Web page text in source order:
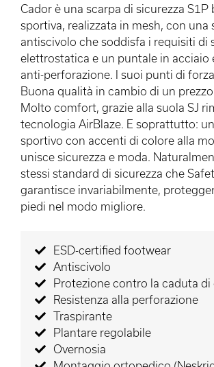
Cador è una scarpa di sicurezza S1P
sportiva, realizzata in mesh, con una
antiscivolo che soddisfa i requisiti di
elettrostatica e un puntale in acciaio
anti-perforazione. I suoi punti di
Buona qualità in cambio di un
Molto comfort, grazie alla suola SJ
tecnologia AirBlaze. E soprattutto:
sportivo con accenti di colore alla
unisce sicurezza e moda.
stessi standard di sicurezza che
garantisce invariabilmente,
piedi nel modo migliore.
ESD-certified footwear
Antiscivolo
Protezione contro la caduta
Resistenza alla perforazione
Traspirante
Plantare regolabile
Overnosia